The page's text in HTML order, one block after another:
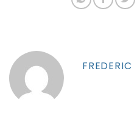
FREDERIC